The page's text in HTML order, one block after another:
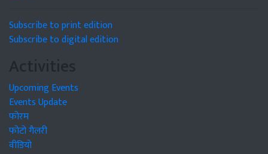
Subscribe to print edition
Subscribe to digital edition
Activities
Upcoming Events
Events Update
फोरम
फोटो गैलरी
वीडियो